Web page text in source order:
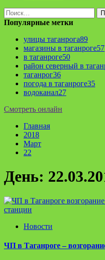
Найти:
Популярные метки
улицы таганрога89
магазины в таганроге57
в таганроге50
район северный в
таганрог36
погода в таганроге35
водоканал27
Смотреть онлайн
Главная
2018
Март
22
День:
Новости
ЧП в Таганроге –